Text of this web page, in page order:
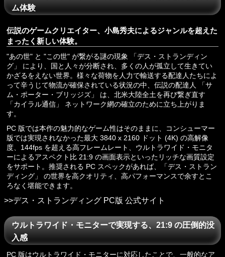
ム体験
伝説のゲームクリエイター、小島秀夫によるジャンルを超えた
まったく新しい体験。
"あの世" と "この世" が繋がる謎の現象 「デス・ストランディン
グ」 により、国と人々が分断され、多くの人が孤立して生きてい
かざるをえない世界。様々な荷物を人力で輸送する配達人たちによ
って辛うじて物流が確保されている状況の中、伝説の配達人 「サ
ム・ポーター・ブリッジズ」 は、北米大陸全土を再び繋ぎ直す
「カイラル通信」 ネットワーク網の確立のために立ち上がりま
す。
PC 版では本作の魅力的なゲーム性はそのままに、コンシューマー
版では実現されなかった最大 3840 x 2160 ドット (4K) の高解像
度、144fps を超える高フレームレート、ウルトラワイド・モニタ
ーによるアスペクト比 21:9 の画面表示といったリッチな画質設定
をサポート。推奨される PC スペックがあれば、「デス・ストラン
ディング」 の世界を高クオリティ、高パフォーマンスで余すとこ
ろなく堪能できます。
>>デス・ストランディング PC版 公式サイト
ウルトラワイド・モニターで実現する、21:9 の圧倒的没
入感
PC 版はウルトラワイド・モニターに対応したことで、一般的なア